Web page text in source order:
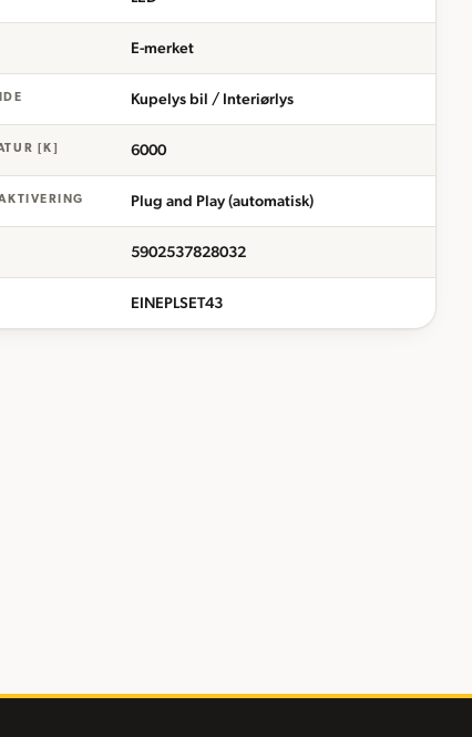
E-merket
Kupelys bil / Interiørlys
[K] 6000
Plug and Play (automatisk)
5902537828032
EINEPLSET43